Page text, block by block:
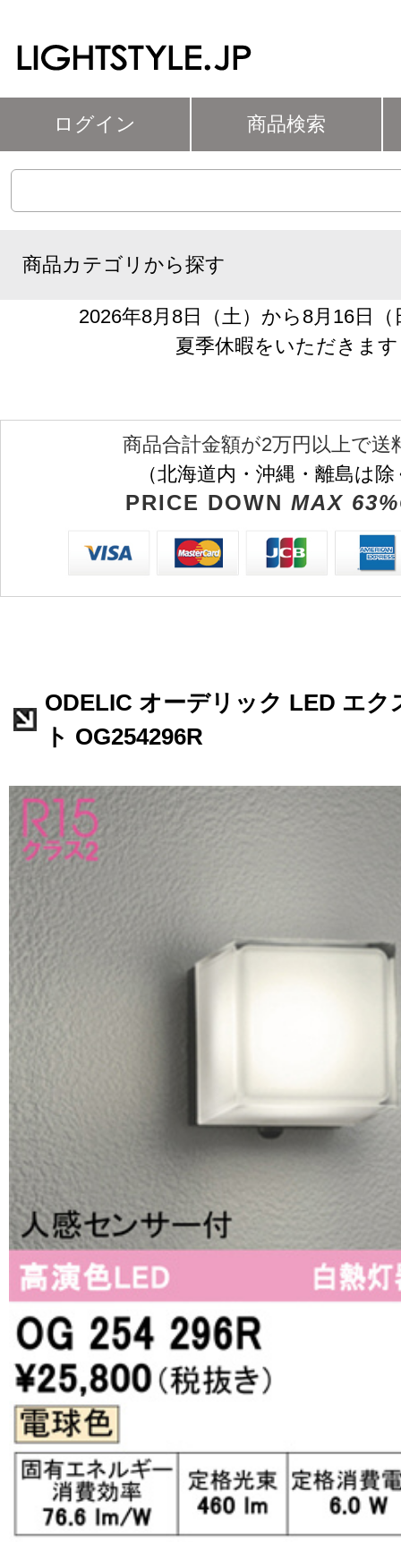
ログイン 商品検索
商品カテゴリから探す
2026年8月8日（土）から8月16日
夏季休暇をいただきます
商品合計金額が2万円以上で送
（北海道内・沖縄・離島は
PRICE DOWN MAX
ODELIC オーデリック LED エク
ト OG254296R